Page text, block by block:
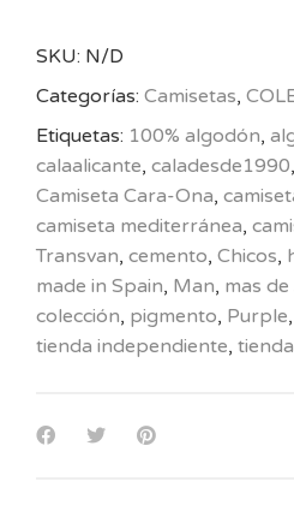
SKU: N/D
Categorías: Camisetas,
Etiquetas: 100% algodón,
calaalicante, caladesde1990,
Camiseta Cara-Ona,
camiseta mediterránea,
Transvan, cemento, Chicos,
made in Spain, Man, mas
colección, pigmento, Purple,
tienda independiente,